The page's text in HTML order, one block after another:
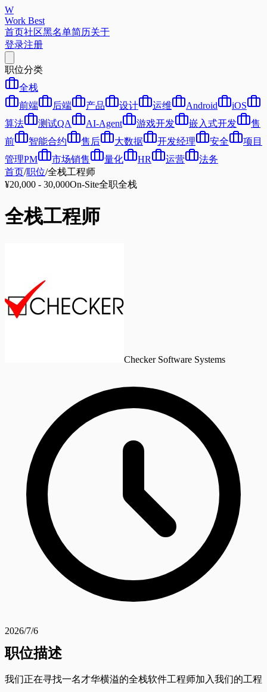
W
Work Best
首页社区黑名单简历关于
登录注册
职位分类
全栈
前端
后端 产品 设计 运维 Android
iOS
算法
测试QA AI-Agent 游戏开发 嵌入式开发
售
前
智能合约 售后 大数据 开发经理 安全
项目
管理PM
市场销售 量化 HR 运营
法务
首页/职位/全栈工程师
¥20,000 - 30,000On-Site全职全栈
全栈工程师
Checker Software Systems
2026/7/6
职位描述
我们正在寻找一名才华横溢的全栈软件工程师加入我们的工程